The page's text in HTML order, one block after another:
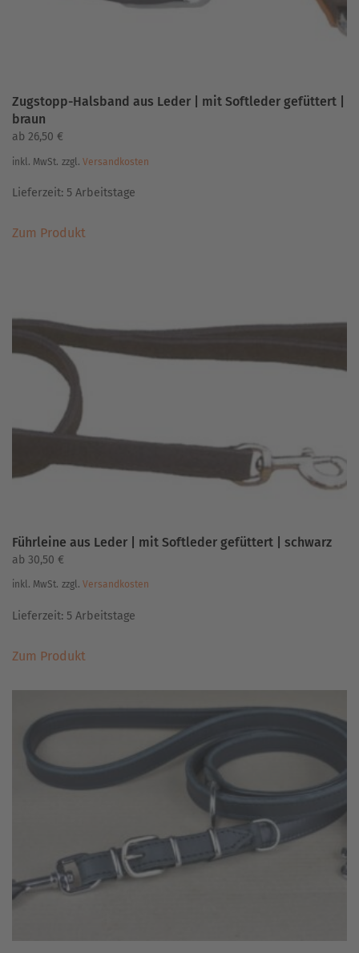
gewählt
Zugstopp-Halsband aus Leder | mit Softleder gefüttert |
braun
ab 26,50 €
inkl. MwSt. zzgl. Versandkosten
Lieferzeit: 5 Arbeitstage
Zum ProduktProdukt
Die
Optionen
werden
Führleine aus Leder | mit Softleder gefüttert | schwarz
ab 30,50 €
inkl. MwSt. zzgl. Versandkosten
Lieferzeit: 5 Arbeitstage
Zum ProduktProdukt
können
Produktseite
gewählt
werden